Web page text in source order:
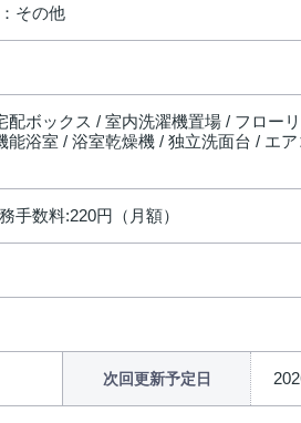
その他
ボックス / 室内洗濯機置場 / フロー
能浴室 / 浴室乾燥機 / 独立洗面台 / エ
手数料:220円（月額）
次回更新予定日